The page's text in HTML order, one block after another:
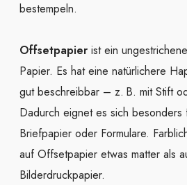
bestempeln.
Offsetpapier ist ein
Papier. Es hat eine natürlichere
gut beschreibbar – z. B. mit Stift
Dadurch eignet es sich besonders
Briefpapier oder Formulare.
auf Offsetpapier etwas matter als
Bilderdruckpapier.